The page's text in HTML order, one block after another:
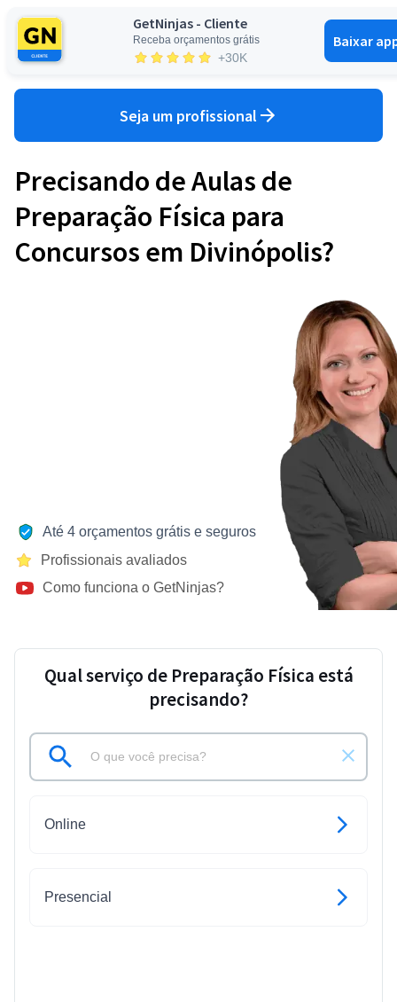
GetNinjas - Cliente
Receba orçamentos grátis
+30K
Baixar
Seja um profissional
Precisando de Aulas de
Preparação Física para
Concursos em Divinópolis?
Até 4 orçamentos grátis e seguros
Profissionais avaliados
Como funciona o GetNinjas?
Qual serviço de Preparação Física está
precisando?
Online
Presencial